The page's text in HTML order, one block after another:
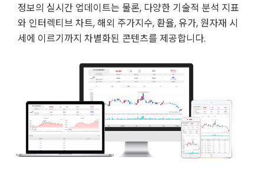
정보의 실시간 업데이트는 물론, 다양한 기술적 분석 지표
와 인터렉티브 차트, 해외 주가지수, 환율, 유가, 원자재 시
세에 이르기까지 차별화된 콘텐츠를 제공합니다.